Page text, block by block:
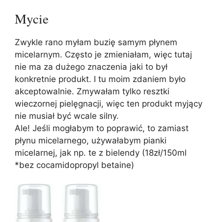
Mycie
Zwykle rano myłam buzię samym płynem
micelarnym. Często je zmieniałam, więc tutaj
nie ma za dużego znaczenia jaki to był
konkretnie produkt. I tu moim zdaniem było
akceptowalnie. Zmywałam tylko resztki
wieczornej pielęgnacji, więc ten produkt myjący
nie musiał być wcale silny.
Ale! Jeśli mogłabym to poprawić, to zamiast
płynu micelarnego, używałabym pianki
micelarnej, jak np. te z bielendy (18zł/150ml
*bez cocamidopropyl betaine)